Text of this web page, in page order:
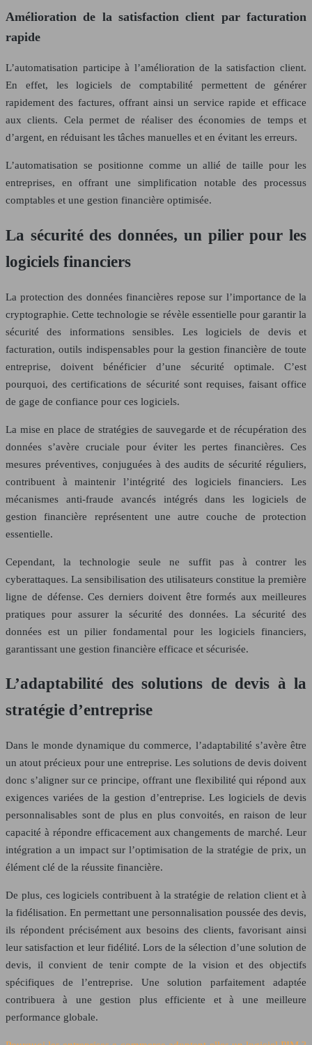
Amélioration de la satisfaction client par facturation
rapide
L’automatisation participe à l’amélioration de la satisfaction client.
En effet, les logiciels de comptabilité permettent de générer
rapidement des factures, offrant ainsi un service rapide et efficace
aux clients. Cela permet de réaliser des économies de temps et
d’argent, en réduisant les tâches manuelles et en évitant les erreurs.
L’automatisation se positionne comme un allié de taille pour les
entreprises, en offrant une simplification notable des processus
comptables et une gestion financière optimisée.
La sécurité des données, un pilier pour les
logiciels financiers
La protection des données financières repose sur l’importance de la
cryptographie. Cette technologie se révèle essentielle pour garantir la
sécurité des informations sensibles. Les logiciels de devis et
facturation, outils indispensables pour la gestion financière de toute
entreprise, doivent bénéficier d’une sécurité optimale. C’est
pourquoi, des certifications de sécurité sont requises, faisant office
de gage de confiance pour ces logiciels.
La mise en place de stratégies de sauvegarde et de récupération des
données s’avère cruciale pour éviter les pertes financières. Ces
mesures préventives, conjuguées à des audits de sécurité réguliers,
contribuent à maintenir l’intégrité des logiciels financiers. Les
mécanismes anti-fraude avancés intégrés dans les logiciels de
gestion financière représentent une autre couche de protection
essentielle.
Cependant, la technologie seule ne suffit pas à contrer les
cyberattaques. La sensibilisation des utilisateurs constitue la première
ligne de défense. Ces derniers doivent être formés aux meilleures
pratiques pour assurer la sécurité des données. La sécurité des
données est un pilier fondamental pour les logiciels financiers,
garantissant une gestion financière efficace et sécurisée.
L’adaptabilité des solutions de devis à la
stratégie d’entreprise
Dans le monde dynamique du commerce, l’adaptabilité s’avère être
un atout précieux pour une entreprise. Les solutions de devis doivent
donc s’aligner sur ce principe, offrant une flexibilité qui répond aux
exigences variées de la gestion d’entreprise. Les logiciels de devis
personnalisables sont de plus en plus convoités, en raison de leur
capacité à répondre efficacement aux changements de marché. Leur
intégration a un impact sur l’optimisation de la stratégie de prix, un
élément clé de la réussite financière.
De plus, ces logiciels contribuent à la stratégie de relation client et à
la fidélisation. En permettant une personnalisation poussée des devis,
ils répondent précisément aux besoins des clients, favorisant ainsi
leur satisfaction et leur fidélité. Lors de la sélection d’une solution de
devis, il convient de tenir compte de la vision et des objectifs
spécifiques de l’entreprise. Une solution parfaitement adaptée
contribuera à une gestion plus efficiente et à une meilleure
performance globale.